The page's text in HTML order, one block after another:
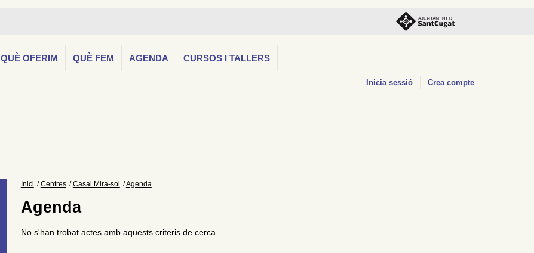
QUÈ OFERIM QUÈ FEM AGENDA CURSOS I TALLERS
Inicia sessió Crea compte
Inici Centres Casal Mira-sol Agenda
Agenda
No s'han trobat actes amb aquests criteris de cerca